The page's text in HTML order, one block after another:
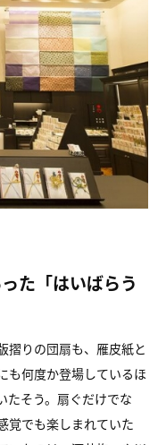
た「はいばらう
摺りの団扇も、雁皮紙と
も何度か登場しているほ
たそう。扇ぐだけでな
覚でも楽しまれていた